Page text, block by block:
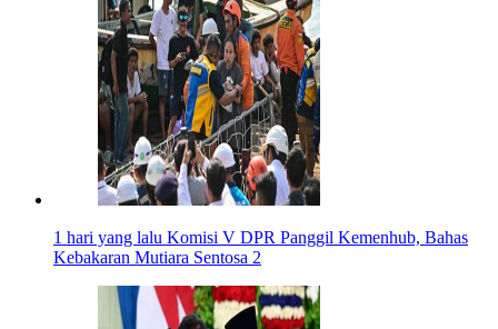
1 hari yang lalu Komisi V DPR Panggil Kemenhub, Bahas
Kebakaran Mutiara Sentosa 2